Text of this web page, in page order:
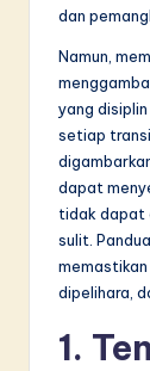
in
A
&
dan
Namun,
yang
setiap
dapat
tidak dapat
sulit.
dipelihara,
1.